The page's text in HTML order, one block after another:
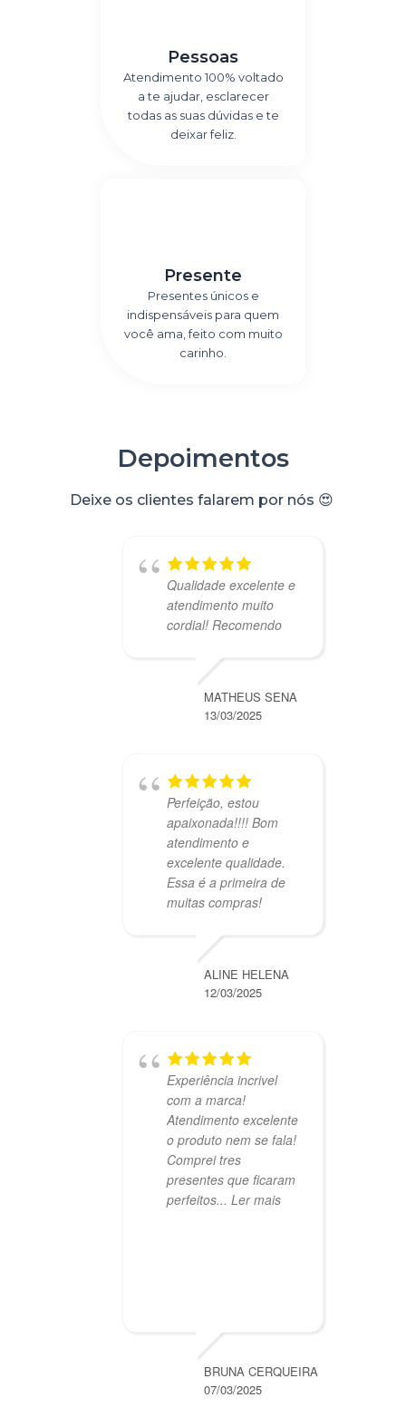
Pessoas
Atendimento 100% voltado
a te ajudar, esclarecer
todas as suas dúvidas e te
deixar feliz.
Presente
Presentes únicos e
indispensáveis para quem
você ama, feito com muito
carinho.
Depoimentos
Deixe os clientes falarem por nós 😍 ​
Qualidade excelente e
atendimento muito
cordial! Recomendo
MATHEUS SENA
13/03/2025
Perfeição, estou
apaixonada!!!! Bom
atendimento e
excelente qualidade.
Essa é a primeira de
muitas compras!
ALINE HELENA
12/03/2025
Experiência incrivel
com a marca!
Atendimento excelente
o produto nem se fala!
Comprei tres
presentes que ficaram
perfeitos... Ler mais
BRUNA CERQUEIRA
07/03/2025